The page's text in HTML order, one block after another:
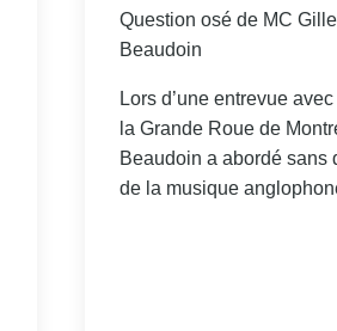
Question osé de MC
Beaudoin
Lors d’une entrevue
la Grande Roue de
Beaudoin a abordé sans
de la musique